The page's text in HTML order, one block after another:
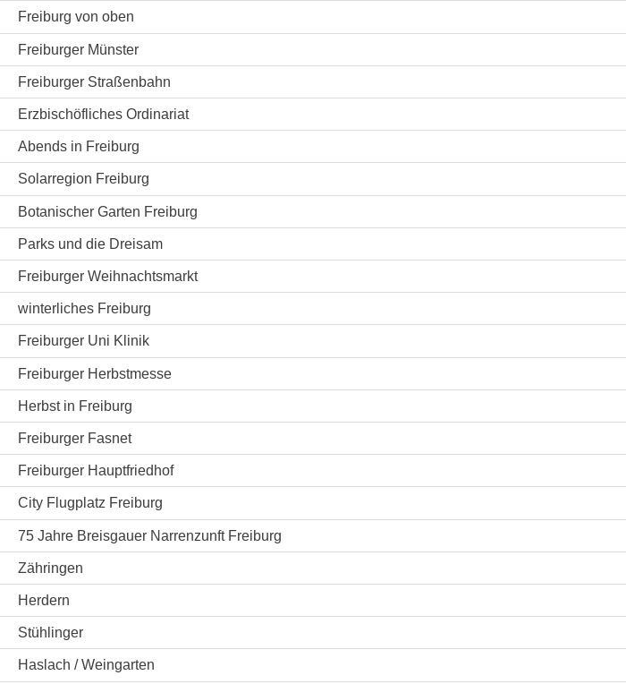
Freiburg von oben
Freiburger Münster
Freiburger Straßenbahn
Erzbischöfliches Ordinariat
Abends in Freiburg
Solarregion Freiburg
Botanischer Garten Freiburg
Parks und die Dreisam
Freiburger Weihnachtsmarkt
winterliches Freiburg
Freiburger Uni Klinik
Freiburger Herbstmesse
Herbst in Freiburg
Freiburger Fasnet
Freiburger Hauptfriedhof
City Flugplatz Freiburg
75 Jahre Breisgauer Narrenzunft Freiburg
Zähringen
Herdern
Stühlinger
Haslach / Weingarten